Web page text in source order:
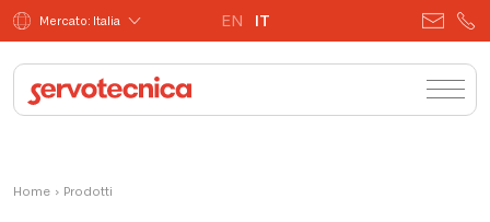
Mercato: Italia EN IT
Home › Prodotti